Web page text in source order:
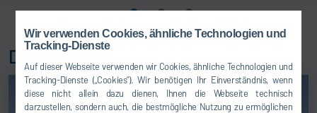
Wir verwenden Cookies, ähnliche Technologien und
Tracking-Dienste
Auf dieser Webseite verwenden wir Cookies, ähnliche Technologien und
Tracking-Dienste („Cookies“). Wir benötigen Ihr Einverständnis, wenn
diese nicht allein dazu dienen, Ihnen die Webseite technisch
darzustellen, sondern auch, die bestmögliche Nutzung zu ermöglichen
Dürr USA